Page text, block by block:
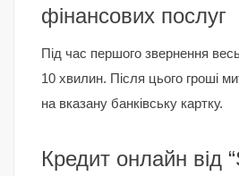
фінансових послуг
Під час першого звернення
10 хвилин. Після цього гроші
на вказану банківську картку.
Кредит онлайн від